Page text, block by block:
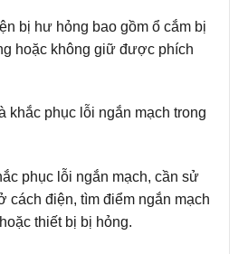
bị hư hỏng bao gồm ổ cắm bị
hoặc không giữ được phích
khắc phục lỗi ngắn mạch trong
phục lỗi ngắn mạch, cần sử
cách điện, tìm điểm ngắn mạch
thiết bị bị hỏng.